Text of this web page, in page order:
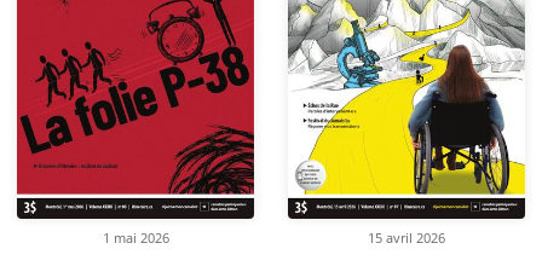
1 mai 2026 15 avril 2026